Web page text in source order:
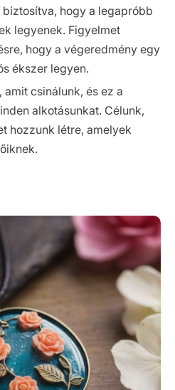
hogy a legapróbb
legyenek. Figyelmet
hogy a végeredmény egy
ékszer legyen.
amit csinálunk, és ez a
alkotásunkat. Célunk,
hozzunk létre, amelyek